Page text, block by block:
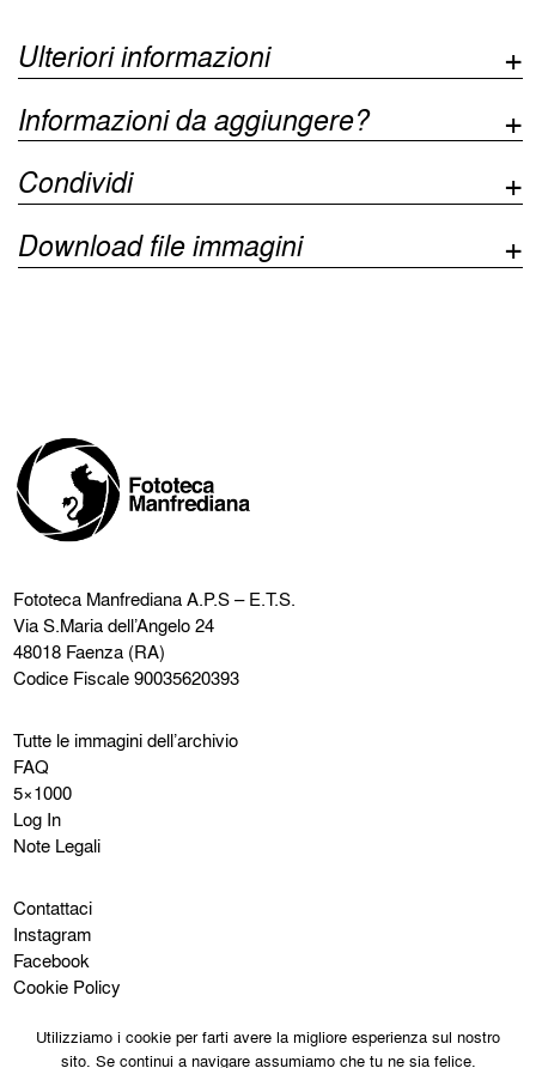
Ulteriori informazioni
Informazioni da aggiungere?
Condividi
Download file immagini
Fototeca ManfredianaA.P.S – E.T.S.
Via S.Maria dell’Angelo 24
48018 Faenza (RA)
Codice Fiscale 90035620393
Tutte le immagini dell’archivio
FAQ
5×1000
Log In
Note Legali
Contattaci
Instagram
Facebook
Cookie Policy
Utilizziamo i cookie per farti avere la migliore esperienza sul nostro
sito. Se continui a navigare assumiamo che tu ne sia felice.